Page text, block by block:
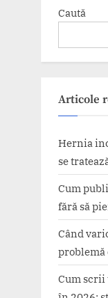
Caută
Articole
Hernia
se
Cum
fără să
Când
problemă
Cum scrii